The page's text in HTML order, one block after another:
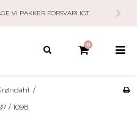
VI PAKKER FORSVARLIGT.
0
/
/ 1098.